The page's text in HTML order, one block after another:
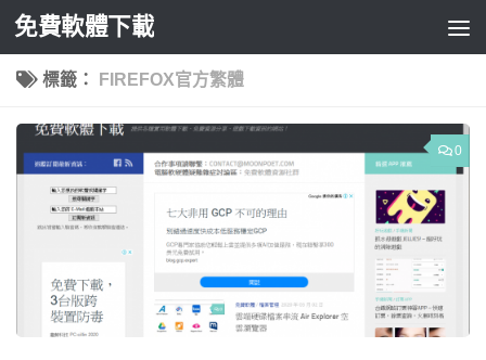
Skip to content
免費軟體下載
標籤： FIREFOX官方繁體
0